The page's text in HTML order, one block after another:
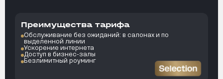
Преимущества тарифа
Обслуживание без ожиданий: в салонах и по
выделенной линии
Ускорение интернета
Доступ в бизнес-залы
Безлимитный роуминг